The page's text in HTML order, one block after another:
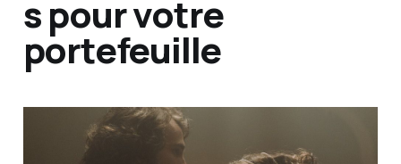
s pour votre
portefeuille